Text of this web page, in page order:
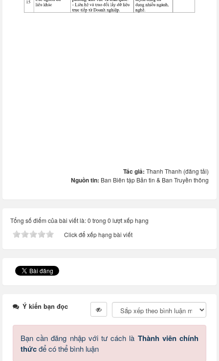
Tác giả: Thanh Thanh (đăng tải)
Nguồn tin: Ban Biên tập Bản tin & Ban Truyền thông
Tổng số điểm của bài viết là: 0 trong 0 lượt xếp hạng
Click để xếp hạng bài viết
Ý kiến bạn đọc
Bạn cần đăng nhập với tư cách là Thành viên chính
thứcđể có thể bình luận